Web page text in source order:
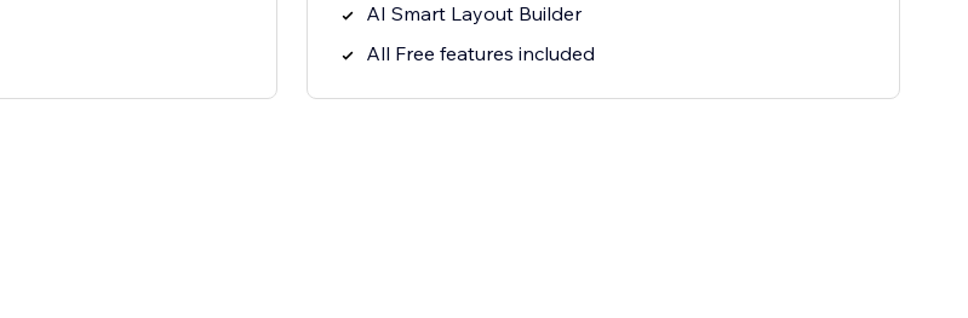
AI Smart Layout Builder
All Free features included